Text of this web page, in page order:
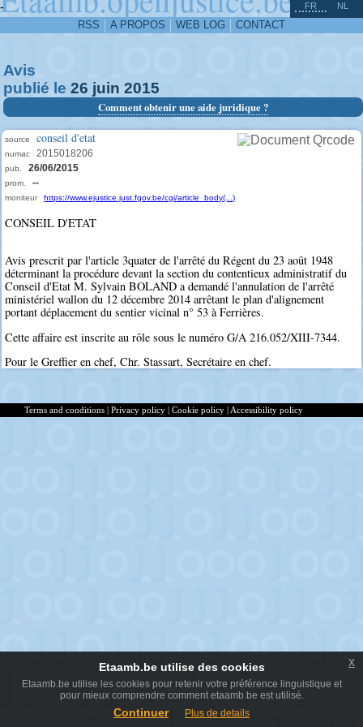
-
RSS A PROPOS WEB LOG CONTACT
FR NL
Avis
publié le 26 juin 2015
Comment obtenir une aide juridique ?
source conseil d'etat
numac 2015018206
pub. 26/06/2015
prom. --
moniteur https://www.ejustice.just.fgov.be/cgi/article_body(...)
CONSEIL D'ETAT
Avis prescrit par l'article 3quater de l'arrêté du Régent du 23 août 1948
déterminant la procédure devant la section du contentieux administratif du
Conseil d'Etat M. Sylvain BOLAND a demandé l'annulation de l'arrêté
ministériel wallon du 12 décembre 2014 arrêtant le plan d'alignement
portant déplacement du sentier vicinal n° 53 à Ferrières.
Cette affaire est inscrite au rôle sous le numéro G/A 216.052/XIII-7344.
Pour le Greffier en chef, Chr. Stassart, Secrétaire en chef.
^
Terms and conditions | Privacy policy | Cookie policy | Accessibility policy
Etaamb.be utilise des cookies
Etaamb.be utilise les cookies pour retenir votre préférence linguistique et
pour mieux comprendre comment etaamb.be est utilisé.
Continuer Plus de details
x